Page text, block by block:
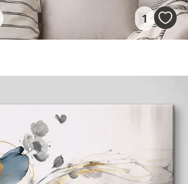
1